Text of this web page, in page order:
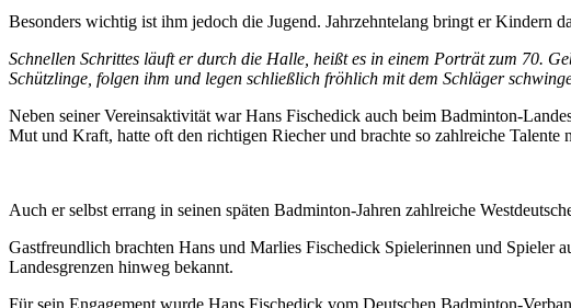
Besonders wichtig ist ihm jedoch die Jugend. Jahrzehntelang bringt er Kindern
Schnellen Schrittes läuft er durch die Halle, heißt es in einem Porträt zum 70.
Schützlinge, folgen ihm und legen schließlich fröhlich mit dem Schläger
Neben seiner Vereinsaktivität war Hans Fischedick auch beim Badminton-
Mut und Kraft, hatte oft den richtigen Riecher und brachte so zahlreiche Talente
Auch er selbst errang in seinen späten Badminton-Jahren zahlreiche
Gastfreundlich brachten Hans und Marlies Fischedick Spielerinnen und Spieler
Landesgrenzen hinweg bekannt.
Für sein Engagement wurde Hans Fischedick vom Deutschen Badminton-